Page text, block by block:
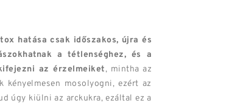
hatása csak időszakos, újra és
a tétlenséghez, és a
az érzelmeiket, mintha az
kényelmesen mosolyogni, ezért az
úgy kiülni az arckukra, ezáltal ez a